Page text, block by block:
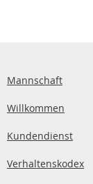
Mannschaft
Willkommen
Kundendienst
Verhaltenskodex